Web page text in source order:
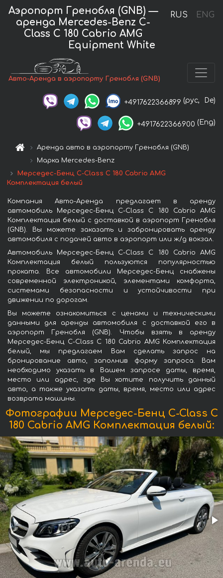
RUS ENG
Аэропорт Гренобля (GNB) —
аренда Mercedes-Benz C-
Class C 180 Cabrio AMG
Equipment White
Авто-Аренда в аэропорту Гренобля (GNB)
+4917622366899 (рус, De)
+4917622366900 (Eng)
Аренда авто в аэропорту Гренобля (GNB)
Марка Mercedes-Benz
Мерседес-Бенц C-Class C 180 Cabrio AMG
Комплектация белый
Компания Авто-Аренда предлагает в аренду
автомобиль Мерседес-Бенц C-Class C 180 Cabrio AMG
Комплектация белый с доставкой в аэропорт Гренобля
(GNB). Вы можете заказать и забронировать аренду
автомобиля с подачей авто в аэропорт или ж/д вокзал.
Автомобиль Мерседес-Бенц C-Class C 180 Cabrio AMG
Комплектация белый пользуются популярностью
проката. Все автомобили Мерседес-Бенц снабжены
современной электроникой, элементами комфорта,
системами безопасности и устойчивости при
движении по дорогам.
Вы можете ознакомиться с ценами и техническими
данными для аренды автомобиля с доставкой его в
аэропорт Гренобля (GNB). Чтобы взять в аренду
Мерседес-Бенц C-Class C 180 Cabrio AMG Комплектация
белый, мы предлагаем Вам сделать запрос на
бронирование авто, заполнив форму запроса. Вам
необходимо указать в Вашем запросе даты, время,
место или адрес, где Вы хотите получить данный
авто, а также указать даты, время, место или адрес
возврата машины.
Фотографии Мерседес-Бенц C-Class C
180 Cabrio AMG Комплектация белый: